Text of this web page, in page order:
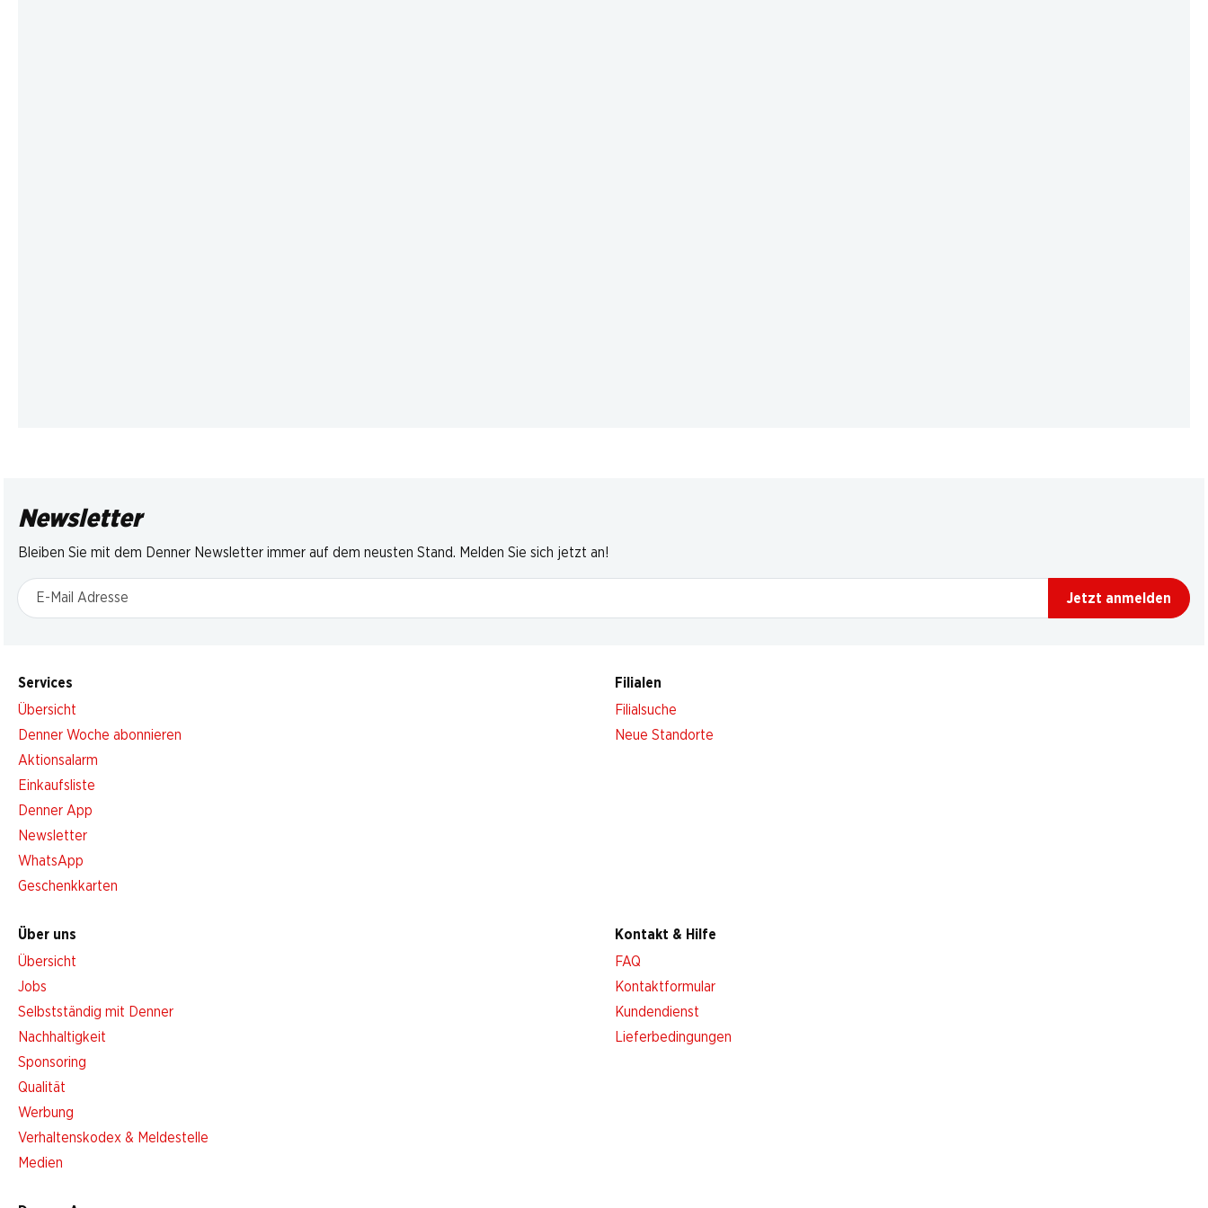
Newsletter
Bleiben Sie mit dem Denner Newsletter immer auf dem neusten Stand. Melden Sie sich jetzt an!
E-Mail Adresse
Jetzt anmelden
Services
Übersicht
Denner Woche abonnieren
Aktionsalarm
Einkaufsliste
Denner App
Newsletter
WhatsApp
Geschenkkarten
Filialen
Filialsuche
Neue Standorte
Über uns
Übersicht
Jobs
Selbstständig mit Denner
Nachhaltigkeit
Sponsoring
Qualität
Werbung
Verhaltenskodex & Meldestelle
Medien
Kontakt & Hilfe
FAQ
Kontaktformular
Kundendienst
Lieferbedingungen